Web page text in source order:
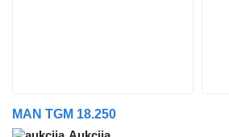
MAN TGM 18.250